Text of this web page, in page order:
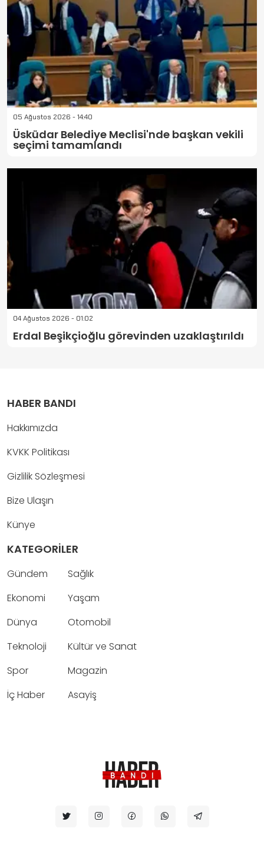
05 Ağustos 2026 - 14:40
Üsküdar Belediye Meclisi'nde başkan vekili
seçimi tamamlandı
04 Ağustos 2026 - 01:02
Erdal Beşikçioğlu görevinden uzaklaştırıldı
HABER BANDI
Hakkımızda
KVKK Politikası
Gizlilik Sözleşmesi
Bize Ulaşın
Künye
KATEGORİLER
Gündem
Ekonomi
Dünya
Teknoloji
Spor
İç Haber
Sağlık
Yaşam
Otomobil
Kültür ve Sanat
Magazin
Asayiş